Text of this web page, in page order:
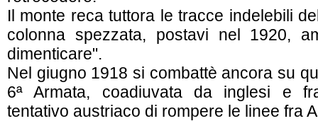
Il monte reca tuttora le tracce indelebili
colonna spezzata, postavi nel 1920,
dimenticare".
Nel giugno 1918 si combattè ancora su
6ª Armata, coadiuvata da inglesi e
tentativo austriaco di rompere le linee fra